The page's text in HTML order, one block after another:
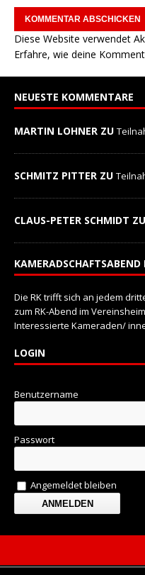
Diese Website verwendet
Erfahre, wie deine
NEUESTE KOMMENTARE
MARTIN LOHNER ZU
SCHMITZ PITTER ZU
CLAUS-PETER SCHMIDT ZU
KAMERADSCHAFTSABEND
Die RK trifft sich an jedem
zum RK-Abend im
Interessierte Kameraden/
LOGIN
Benutzername
Passwort
Angemeldet bleiben